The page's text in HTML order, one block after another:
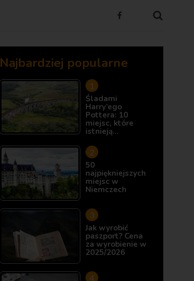
Najbardziej popularne
Śladami
Harry’ego
Pottera: 10
miejsc, które
istnieją…
50
najpiękniejszych
miejsc w
Niemczech
Jak wyrobić
paszport? Cena
za wyrobienie w
2025/2026